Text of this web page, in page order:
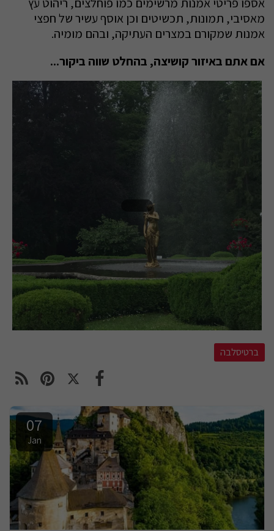
מאסיבי, תמונות, תכשיטים וכן אוסף עשיר של חפצי
אמנות שמקורם במצרים העתיקה, ובהם מומיה.
אם אתם באיזור קושיצה, בהחלט שווה ביקור...
ברטיסלבה
07
Jan